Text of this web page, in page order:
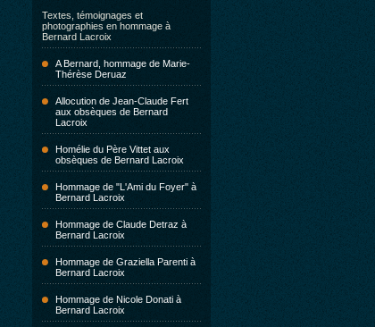
Textes, témoignages et
photographies en hommage à
Bernard Lacroix
A Bernard, hommage de Marie-
Thérèse Deruaz
Allocution de Jean-Claude Fert
aux obsèques de Bernard
Lacroix
Homélie du Père Vittet aux
obsèques de Bernard Lacroix
Hommage de "L'Ami du Foyer" à
Bernard Lacroix
Hommage de Claude Detraz à
Bernard Lacroix
Hommage de Graziella Parenti à
Bernard Lacroix
Hommage de Nicole Donati à
Bernard Lacroix